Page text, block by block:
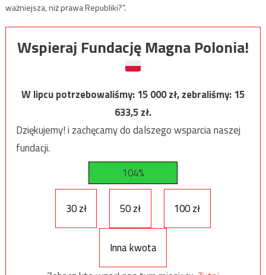
ważniejsza, niż prawa Republiki?”.
Wspieraj Fundację Magna Polonia!
W lipcu potrzebowaliśmy:15 000zł, zebraliśmy:15
633,5zł.
Dziękujemy! i zachęcamy do dalszego wsparcia naszej
fundacji.
104%
30 zł 50 zł 100 zł
Inna kwota